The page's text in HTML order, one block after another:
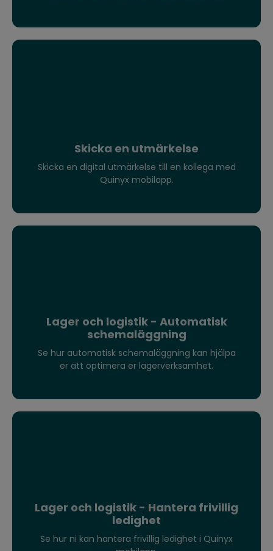
Skicka en utmärkelse
Skicka en digital utmärkelse till en kollega med
Quinyx mobilapp.
Lager och logistik - Automatisk
schemaläggning
Se hur automatisk schemaläggning kan hjälpa
er att optimera er lagerverksamhet.
Lager och logistik - Hantera frivillig
ledighet
Se hur ni kan hantera frivillig ledighet i Quinyx